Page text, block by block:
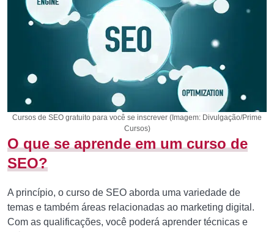
Cursos de SEO gratuito para você se inscrever (Imagem: Divulgação/Prime
Cursos)
O que se aprende em um curso de
SEO?
A princípio, o curso de SEO aborda uma variedade de
temas e também áreas relacionadas ao marketing digital.
Com as qualificações, você poderá aprender técnicas e